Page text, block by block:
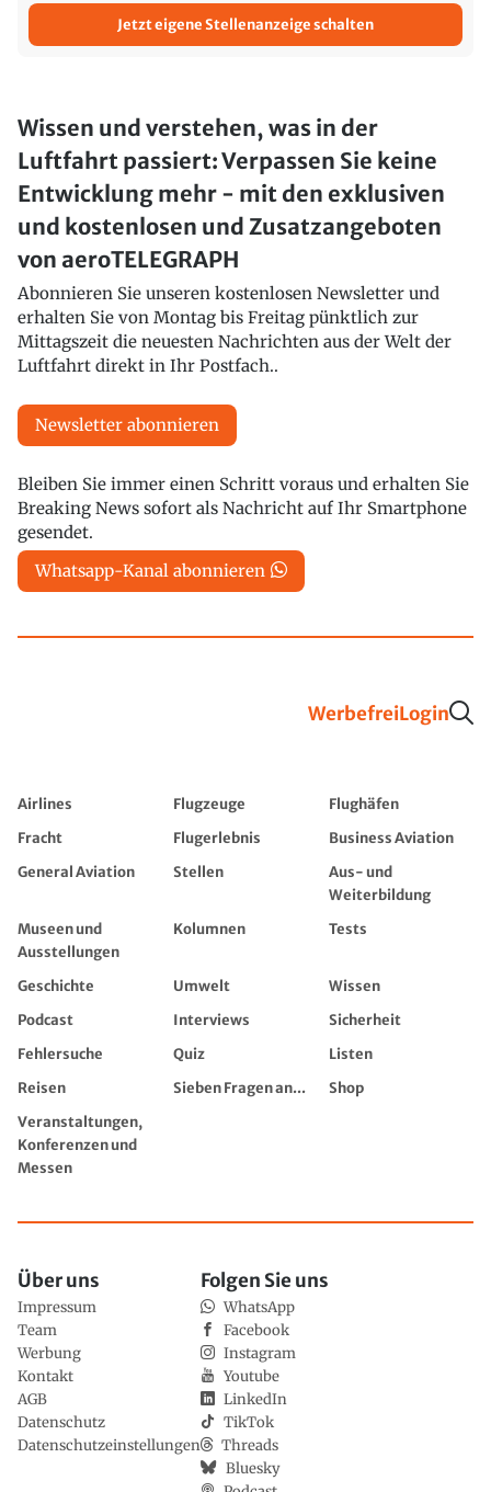
Jetzt eigene Stellenanzeige schalten
Wissen und verstehen, was in der
Luftfahrt passiert: Verpassen Sie keine
Entwicklung mehr - mit den exklusiven
und kostenlosen und Zusatzangeboten
von aeroTELEGRAPH
Abonnieren Sie unseren kostenlosen Newsletter und
erhalten Sie von Montag bis Freitag pünktlich zur
Mittagszeit die neuesten Nachrichten aus der Welt der
Luftfahrt direkt in Ihr Postfach..
Newsletter abonnieren
Bleiben Sie immer einen Schritt voraus und erhalten Sie
Breaking News sofort als Nachricht auf Ihr Smartphone
gesendet.
Whatsapp-Kanal abonnieren
WerbefreiLogin
Airlines Flugzeuge
Flughäfen
Fracht
Flugerlebnis
Business Aviation
General Aviation
Stellen
Aus- und
Weiterbildung
Museen und
Ausstellungen
Kolumnen Tests
Geschichte Umwelt
Wissen
Podcast
Interviews
Sicherheit
Fehlersuche
Quiz
Listen
Reisen
Sieben Fragen an...
Shop
Veranstaltungen,
Konferenzen und
Messen
Über uns
Impressum
Team
Werbung
Kontakt
AGB
Datenschutz
Datenschutzeinstellungen
Folgen Sie uns
WhatsApp
Facebook
Instagram
Youtube
LinkedIn
TikTok
Threads
Bluesky